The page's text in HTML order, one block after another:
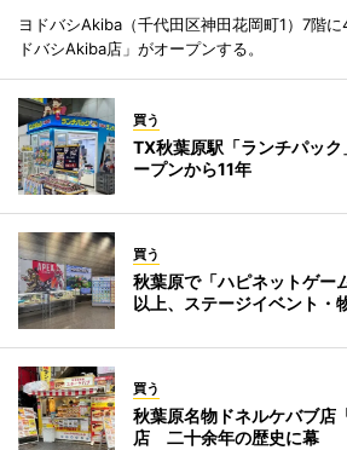
ヨドバシAkiba（千代田区神田花岡町1）7階
ドバシAkiba店」がオープンする。
買う
TX秋葉原駅「ランチパッ
ープンから11年
買う
秋葉原で「ハピネットゲ
以上、ステージイベント・
買う
秋葉原名物ドネルケバブ店
店 二十余年の歴史に幕